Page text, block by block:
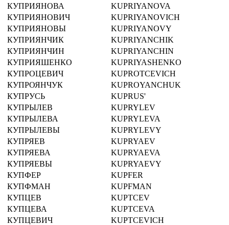
КУПРИЯНОВА
KUPRIYANOVA
КУПРИЯНОВИЧ
KUPRIYANOVICH
КУПРИЯНОВЫ
KUPRIYANOVY
КУПРИЯНЧИК
KUPRIYANCHIK
КУПРИЯНЧИН
KUPRIYANCHIN
КУПРИЯШЕНКО
KUPRIYASHENKO
КУПРОЦЕВИЧ
KUPROTCEVICH
КУПРОЯНЧУК
KUPROYANCHUK
КУПРУСЬ
KUPRUS'
КУПРЫЛЕВ
KUPRYLEV
КУПРЫЛЕВА
KUPRYLEVA
КУПРЫЛЕВЫ
KUPRYLEVY
КУПРЯЕВ
KUPRYAEV
КУПРЯЕВА
KUPRYAEVA
КУПРЯЕВЫ
KUPRYAEVY
КУПФЕР
KUPFER
КУПФМАН
KUPFMAN
КУПЦЕВ
KUPTCEV
КУПЦЕВА
KUPTCEVA
КУПЦЕВИЧ
KUPTCEVICH